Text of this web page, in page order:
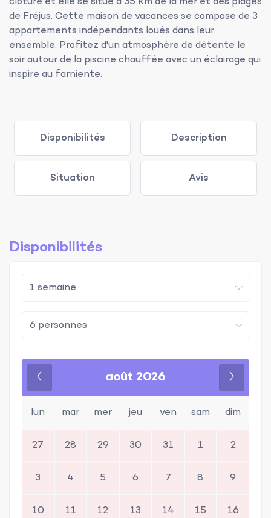
de Fréjus. Cette maison de vacances se compose de 3
appartements indépendants loués dans leur
ensemble. Profitez d'un atmosphère de détente le
soir autour de la piscine chauffée avec un éclairage qui
inspire au farniente.
Disponibilités Description
Situation Avis
Disponibilités
août 2026
lun mar mer jeu ven sam dim
27 28 29 30 31 1 2
3 4 5 6 7 8 9
10 11 12 13 14 15 16